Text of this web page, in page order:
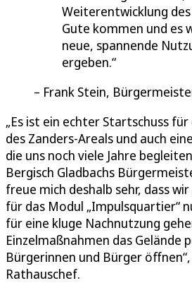
Weiterentwicklung
Gute kommen und es
neue, spannende
ergeben.
Frank Stein,
„Es ist ein echter Startschuss
des Zanders-Areals und auch
die uns noch viele Jahre
Bergisch Gladbachs
freue mich deshalb sehr, dass
für das Modul „Impulsquartier“
für eine kluge Nachnutzung
Einzelmaßnahmen das Gelände
Bürgerinnen und Bürger
Rathauschef.